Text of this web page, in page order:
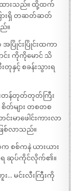
ထားသည်။ ထို့ထက်
ြားရှိ တဆတ်ဆတ်
။
ပြိုင်းပြိုင်းထကာ
ာင်း ကိုကိုမောင် သိ
တုနှင့် စခန်းသွားရ
းတန်တုတ်တုတ်ကြီး
တ်များ တစတစ
းမာဖေါင်းကားလာ
ြစ်လာသည်။
က စစ်ကနဲ ယားယား
ရ ဆုပ်ကိုင်လိုက်၏။
… မင်းလီးကြီးကို